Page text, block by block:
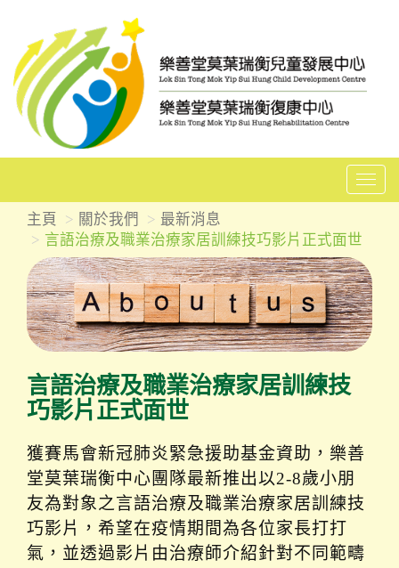
T
l
e
n
主頁 關於我們
最新消息
言語治療及職業治療家居訓練技巧影片正式面世
言語治療及職業治療家居訓練技
巧影片正式面世
獲賽馬會新冠肺炎緊急援助基金資助，樂善
堂莫葉瑞衡中心團隊最新推出以2-8歲小朋
友為對象之言語治療及職業治療家居訓練技
巧影片，希望在疫情期間為各位家長打打
氣，並透過影片由治療師介紹針對不同範疇